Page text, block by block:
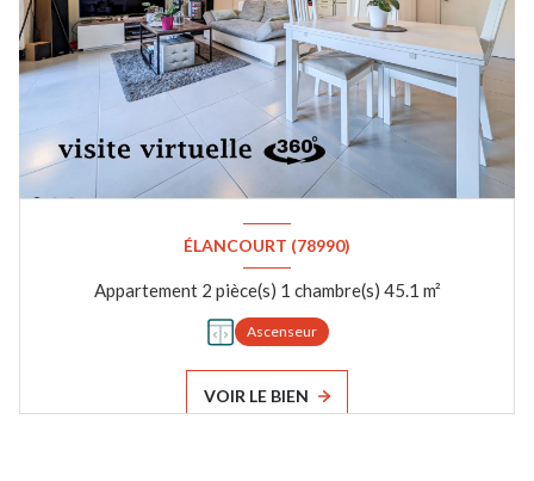
ÉLANCOURT (78990)
Appartement 2 pièce(s) 1 chambre(s) 45.1 m²
Ascenseur
VOIR LE BIEN